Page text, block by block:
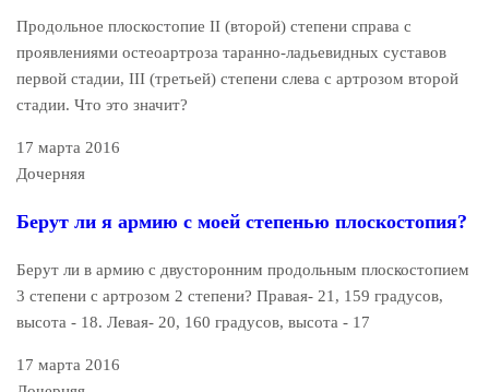
Продольное плоскостопие II (второй) степени справа с
проявлениями остеоартроза таранно-ладьевидных суставов
первой стадии, III (третьей) степени слева с артрозом второй
стадии. Что это значит?
17 марта 2016
Дочерняя
Берут ли я армию с моей степенью плоскостопия?
Берут ли в армию с двусторонним продольным плоскостопием
3 степени с артрозом 2 степени? Правая- 21, 159 градусов,
высота - 18. Левая- 20, 160 градусов, высота - 17
17 марта 2016